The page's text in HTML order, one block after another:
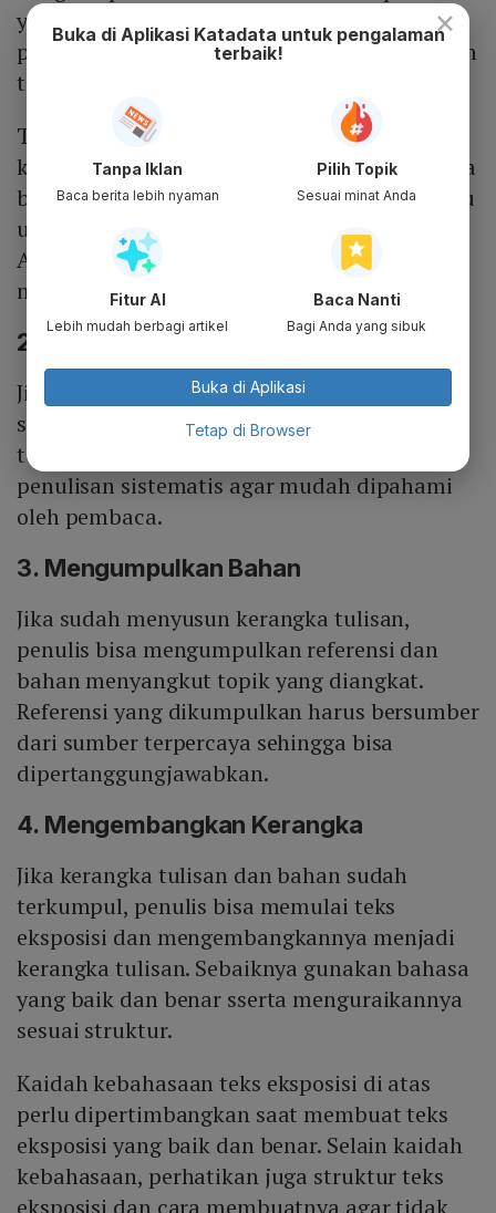
yaitu menentukan topik untuk memudahkan
penulis saat membuatnya. Anda bisa memilih
topik yang dikuasai dan menarik.
Topik yang menarik berkaitan dengan
kepentingan pembaca, menyangkut peristiwa
besar, orang terkenal dan hal-hal langka atau
unik lainnya. Dengan membaca referensi,
Anda bisa membantu seseorang dalam
menentukan topik menarik.
2. Menyusun Kerangka Tulisan
Jika Anda sudah memilih topik, langkah
selanjutnya perlu menyusun kerangka
tulisan. Kerangka tulisan membantu
penulisan sistematis agar mudah dipahami
oleh pembaca.
3. Mengumpulkan Bahan
Jika sudah menyusun kerangka tulisan,
penulis bisa mengumpulkan referensi dan
bahan menyangkut topik yang diangkat.
Referensi yang dikumpulkan harus bersumber
dari sumber terpercaya sehingga bisa
dipertanggungjawabkan.
4. Mengembangkan Kerangka
Jika kerangka tulisan dan bahan sudah
terkumpul, penulis bisa memulai teks
eksposisi dan mengembangkannya menjadi
kerangka tulisan. Sebaiknya gunakan bahasa
yang baik dan benar sserta menguraikannya
sesuai struktur.
Kaidah kebahasaan teks eksposisi di atas
perlu dipertimbangkan saat membuat teks
eksposisi yang baik dan benar. Selain kaidah
kebahasaan, perhatikan juga struktur teks
eksposisi dan cara membuatnya agar tidak
×
Buka di Aplikasi Katadata untuk pengalaman
terbaik!
Tanpa Iklan
Baca berita lebih nyaman
Pilih Topik
Sesuai minat Anda
Fitur AI
Lebih mudah berbagi artikel
Baca Nanti
Bagi Anda yang sibuk
Buka di Aplikasi
Tetap di Browser